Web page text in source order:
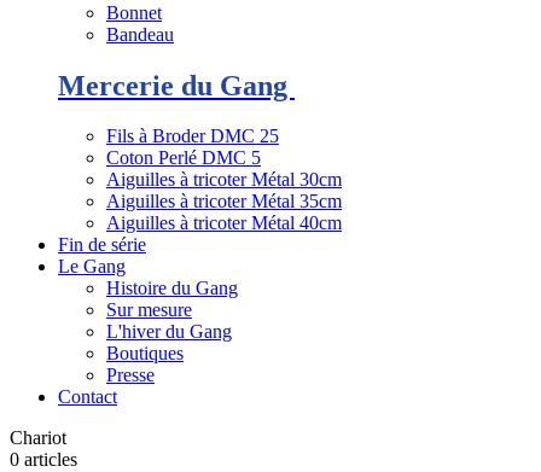
Bonnet
Bandeau
Mercerie du Gang
Fils à Broder DMC 25
Coton Perlé DMC 5
Aiguilles à tricoter Métal 30cm
Aiguilles à tricoter Métal 35cm
Aiguilles à tricoter Métal 40cm
Fin de série
Le Gang
Histoire du Gang
Sur mesure
L'hiver du Gang
Boutiques
Presse
Contact
Chariot
0 articles